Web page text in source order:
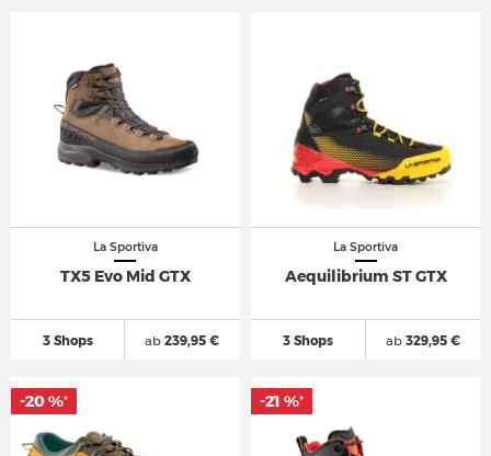
La Sportiva
TX5 Evo Mid GTX
3 Shops ab 239,95 €
La Sportiva
Aequilibrium ST GTX
3 Shops ab329,95 €
-20 %* -21 %*